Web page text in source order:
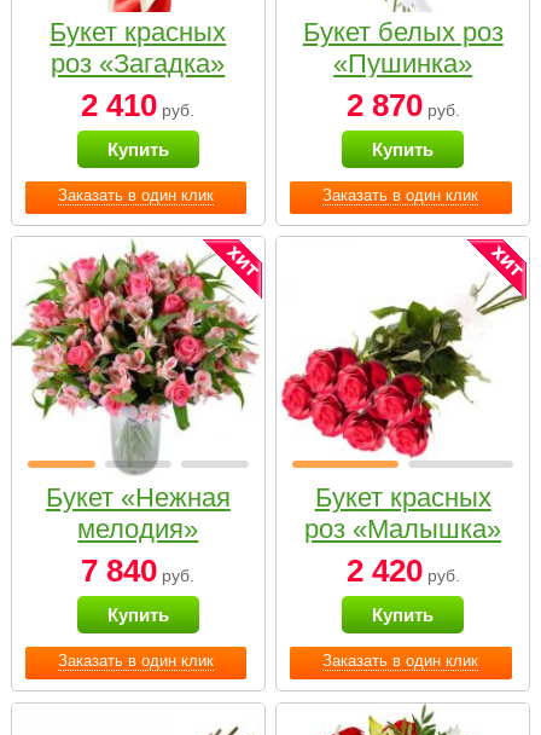
Заказать в один клик
Букет красных
роз «Загадка»
2 410 руб.
Купить
Заказать в один клик
Букет белых роз
«Пушинка»
2 870руб.
Купить
Заказать в один клик
Букет «Нежная
мелодия»
7 840 руб.
Купить
Заказать в один клик
Букет красных
роз «Малышка»
2 420руб.
Купить